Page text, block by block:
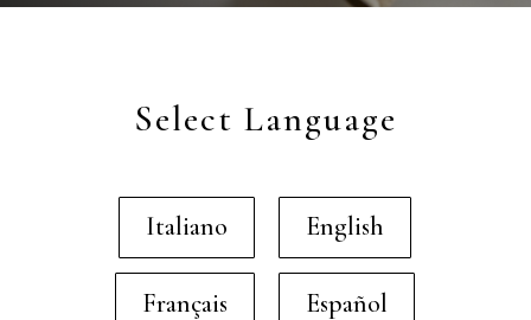
Select Language
Italiano English
Français Español